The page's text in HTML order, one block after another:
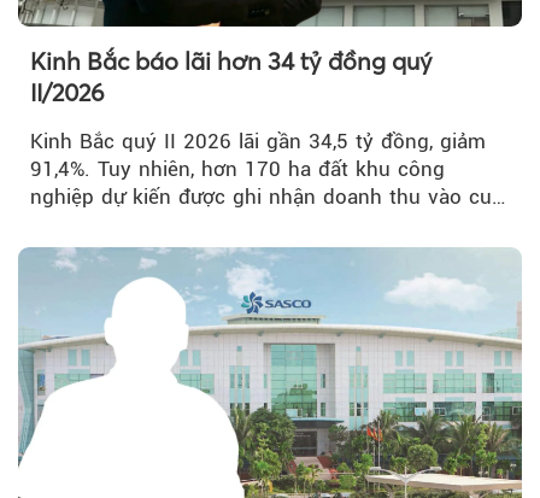
Kinh Bắc báo lãi hơn 34 tỷ đồng quý
II/2026
Kinh Bắc quý II 2026 lãi gần 34,5 tỷ đồng, giảm
91,4%. Tuy nhiên, hơn 170 ha đất khu công
nghiệp dự kiến được ghi nhận doanh thu vào cuối